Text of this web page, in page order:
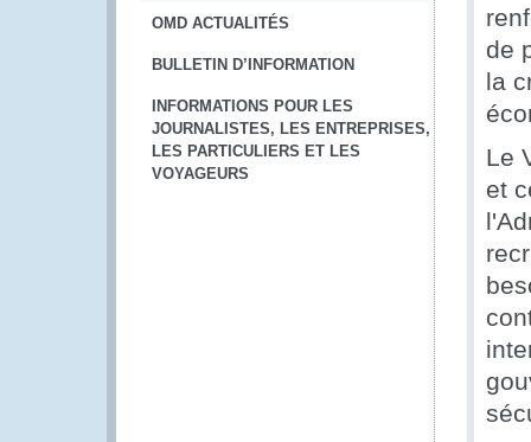
OMD ACTUALITÉS
BULLETIN D’INFORMATION
INFORMATIONS POUR LES
JOURNALISTES, LES ENTREPRISES,
LES PARTICULIERS ET LES
VOYAGEURS
de
la
Le
et